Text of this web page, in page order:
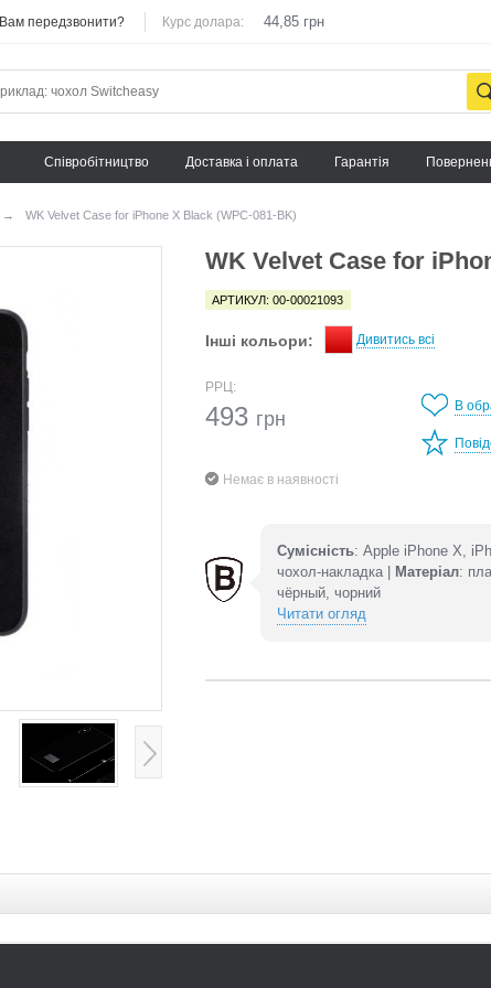
Cпівробітництво Доставка і оплата Гарантія
Вам передзвонити? Курс долара: 44,85 грн
→ WK Velvet Case for iPhone X Black (WPC-081-BK)
WK Velvet Case for
АРТИКУЛ: 00-00021093
Інші кольори: Дивитись всі
РРЦ:
493 грн
Немає в наявності
В
Сумісність: Apple iPhone X,
чохол-накладка |
Матеріал:
чёрный, чорний
Читати огляд